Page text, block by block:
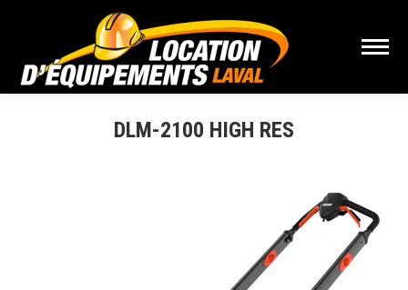
DLM-2100 HIGH RES